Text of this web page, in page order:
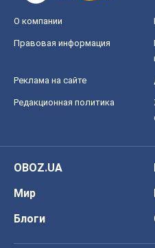
О компании
Правовая информация
Реклама на сайте
Редакционная политика
OBOZ.UA
Мир
Блоги